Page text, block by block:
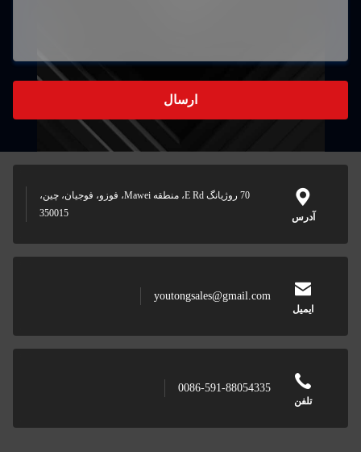
70 روژیانگ E Rd، منطقه Mawei، فوزو، فوجیان، چین،
youtongsales@gmail.com
0086-591-88054335